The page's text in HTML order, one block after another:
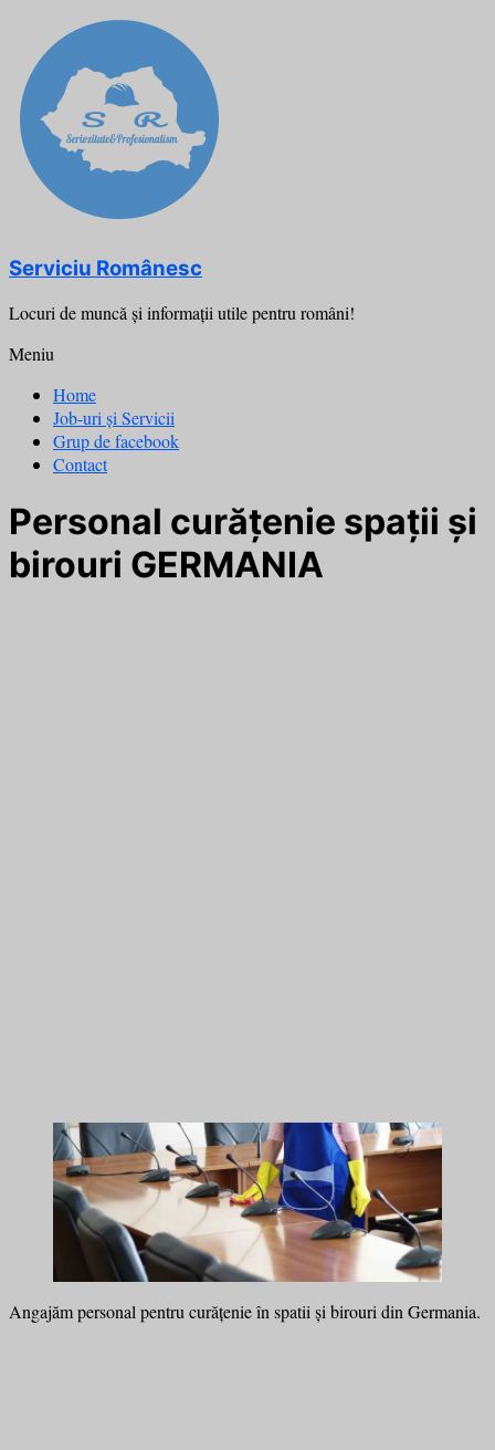
content
Serviciu Românesc
Locuri de muncă şi informații utile pentru români!
Meniu
Home
Job-uri și Servicii
Grup de facebook
Contact
Personal curățenie spații și
birouri GERMANIA
Angajăm personal pentru curățenie în spatii și birouri din Germania.